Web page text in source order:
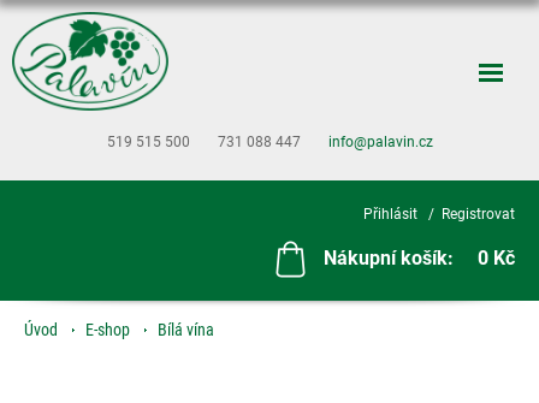
519 515 500 731 088 447 info@palavin.cz
Přihlásit Registrovat
Nákupní košík: 0 Kč
Úvod E-shop Bílá vína